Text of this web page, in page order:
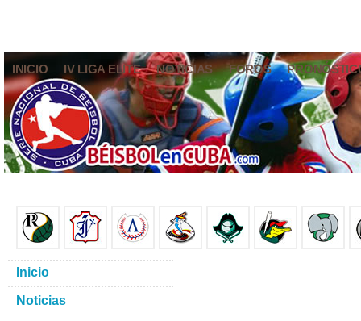
INICIO IV LIGA ELITE NOTICIAS FOROS
Inicio
Noticias